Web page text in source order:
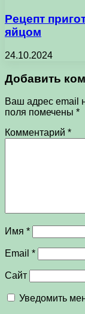
Рецепт
яйцом
24.10.2024
Добавить
Ваш адрес email
поля помечены *
Комментарий *
Имя *
Email *
Сайт
Уведомить